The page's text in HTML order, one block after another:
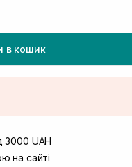
в кошик
4
1В (Duck’s
3000 UAH
на сайті